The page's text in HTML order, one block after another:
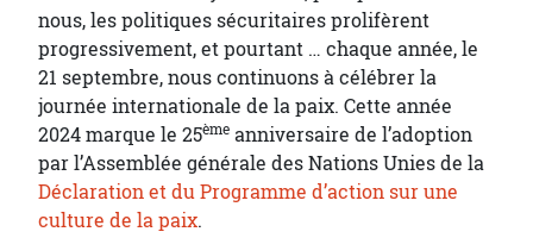
nous, les politiques sécuritaires prolifèrent
progressivement, et pourtant … chaque année, le
21 septembre, nous continuons à célébrer la
journée internationale de la paix. Cette année
2024 marque le 25ème anniversaire de l’adoption
par l’Assemblée générale des Nations Unies de la
Déclaration et du Programme d’action sur une
culture de la paix.